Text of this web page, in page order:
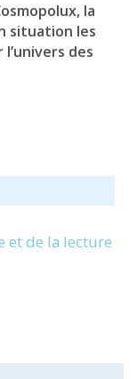
la
situation les
des
et de la lecture